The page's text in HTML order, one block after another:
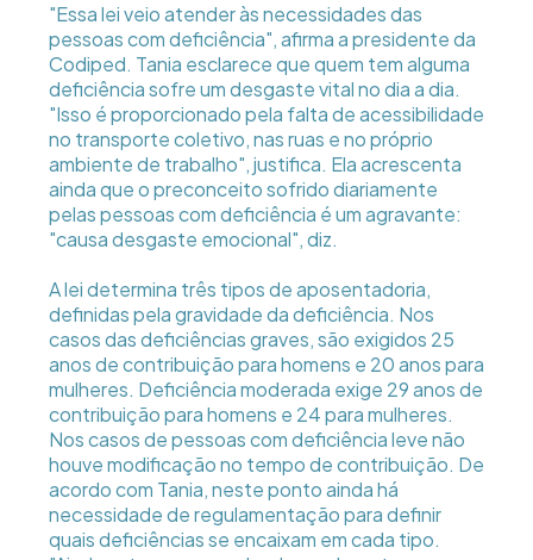
"Essa lei veio atender às necessidades das
pessoas com deficiência", afirma a presidente da
Codiped. Tania esclarece que quem tem alguma
deficiência sofre um desgaste vital no dia a dia.
"Isso é proporcionado pela falta de acessibilidade
no transporte coletivo, nas ruas e no próprio
ambiente de trabalho", justifica. Ela acrescenta
ainda que o preconceito sofrido diariamente
pelas pessoas com deficiência é um agravante:
"causa desgaste emocional", diz.
A lei determina três tipos de aposentadoria,
definidas pela gravidade da deficiência. Nos
casos das deficiências graves, são exigidos 25
anos de contribuição para homens e 20 anos para
mulheres. Deficiência moderada exige 29 anos de
contribuição para homens e 24 para mulheres.
Nos casos de pessoas com deficiência leve não
houve modificação no tempo de contribuição. De
acordo com Tania, neste ponto ainda há
necessidade de regulamentação para definir
quais deficiências se encaixam em cada tipo.